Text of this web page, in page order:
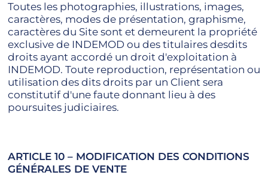
Toutes les photographies, illustrations, images,
caractères, modes de présentation, graphisme,
caractères du Site sont et demeurent la propriété
exclusive de INDEMOD ou des titulaires desdits
droits ayant accordé un droit d'exploitation à
INDEMOD. Toute reproduction, représentation ou
utilisation des dits droits par un Client sera
constitutif d'une faute donnant lieu à des
poursuites judiciaires.
ARTICLE 10 – MODIFICATION DES CONDITIONS
GÉNÉRALES DE VENTE